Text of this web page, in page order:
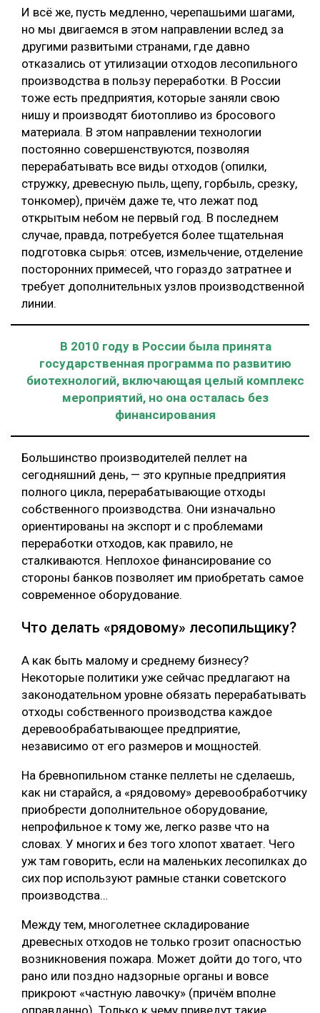
И всё же, пусть медленно, черепашьими шагами,
но мы двигаемся в этом направлении вслед за
другими развитыми странами, где давно
отказались от утилизации отходов лесопильного
производства в пользу переработки. В России
тоже есть предприятия, которые заняли свою
нишу и производят биотопливо из бросового
материала. В этом направлении технологии
постоянно совершенствуются, позволяя
перерабатывать все виды отходов (опилки,
стружку, древесную пыль, щепу, горбыль, срезку,
тонкомер), причём даже те, что лежат под
открытым небом не первый год. В последнем
случае, правда, потребуется более тщательная
подготовка сырья: отсев, измельчение, отделение
посторонних примесей, что гораздо затратнее и
требует дополнительных узлов производственной
линии.
В 2010 году в России была принята
государственная программа по развитию
биотехнологий, включающая целый комплекс
мероприятий, но она осталась без
финансирования
Большинство производителей пеллет на
сегодняшний день, — это крупные предприятия
полного цикла, перерабатывающие отходы
собственного производства. Они изначально
ориентированы на экспорт и с проблемами
переработки отходов, как правило, не
сталкиваются. Неплохое финансирование со
стороны банков позволяет им приобретать самое
современное оборудование.
Что делать «рядовому» лесопильщику?
А как быть малому и среднему бизнесу?
Некоторые политики уже сейчас предлагают на
законодательном уровне обязать перерабатывать
отходы собственного производства каждое
деревообрабатывающее предприятие,
независимо от его размеров и мощностей.
На бревнопильном станке пеллеты не сделаешь,
как ни старайся, а «рядовому» деревообработчику
приобрести дополнительное оборудование,
непрофильное к тому же, легко разве что на
словах. У многих и без того хлопот хватает. Чего
уж там говорить, если на маленьких лесопилках до
сих пор используют рамные станки советского
производства…
Между тем, многолетнее складирование
древесных отходов не только грозит опасностью
возникновения пожара. Может дойти до того, что
рано или поздно надзорные органы и вовсе
прикроют «частную лавочку» (причём вполне